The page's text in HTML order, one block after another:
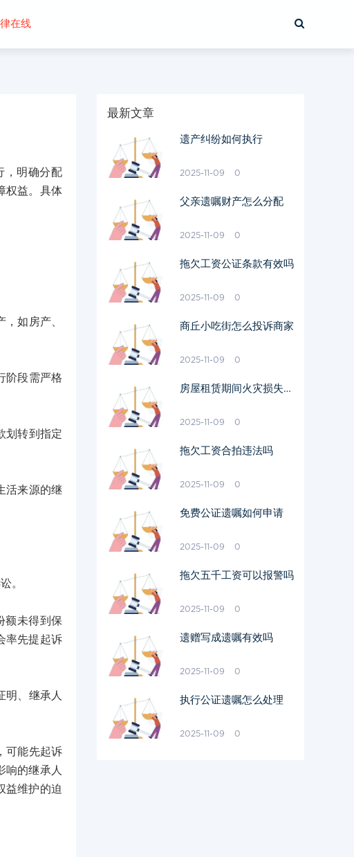
在线
，明确分配
权益。具体
如房产、
阶段需严格
划转到指定
活来源的继
。
未得到保
率先提起诉
、继承人
可能先起诉
响的继承人
益维护的迫
最新文章
遗产纠纷如何执行
2025-11-09 0
父亲遗嘱财产怎么分配
2025-11-09 0
拖欠工资公证条款有效吗
2025-11-09 0
商丘小吃街怎么投诉商家
2025-11-09 0
房屋租赁期间火灾损失谁
2025-11-09 0
拖欠工资合拍违法吗
2025-11-09 0
免费公证遗嘱如何申请
2025-11-09 0
拖欠五千工资可以报警吗
2025-11-09 0
遗赠写成遗嘱有效吗
2025-11-09 0
执行公证遗嘱怎么处理
2025-11-09 0